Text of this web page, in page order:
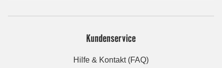
Kundenservice
Hilfe & Kontakt (FAQ)